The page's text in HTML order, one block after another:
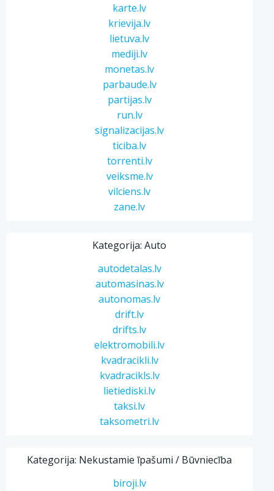
karte.lv
krievija.lv
lietuva.lv
mediji.lv
monetas.lv
parbaude.lv
partijas.lv
run.lv
signalizacijas.lv
ticiba.lv
torrenti.lv
veiksme.lv
vilciens.lv
zane.lv
Kategorija: Auto
autodetalas.lv
automasinas.lv
autonomas.lv
drift.lv
drifts.lv
elektromobili.lv
kvadracikli.lv
kvadracikls.lv
lietiediski.lv
taksi.lv
taksometri.lv
Kategorija: Nekustamie īpašumi / Būvniecība
biroji.lv